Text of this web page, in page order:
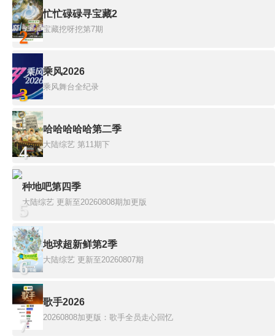
2
忙忙碌碌寻宝藏2
宝藏挖呀挖第7期
3
乘风2026
乘风舞台全纪录
4
哈哈哈哈哈第二季
大陆综艺 第11期下
5
种地吧第四季
大陆综艺 更新至20260808期加更版
6
地球超新鲜第2季
大陆综艺 更新至20260807期
7
歌手2026
20260808加更版：歌手全员走心回忆